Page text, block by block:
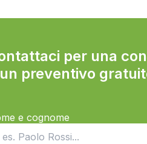
per una
preventivo
e cognome